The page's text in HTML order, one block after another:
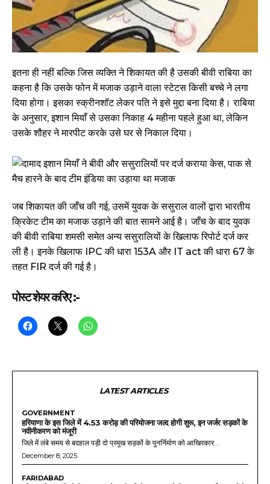
इतना ही नहीं बल्कि जिस व्यक्ति ने शिकायत की है उसकी बीवी राबिया का
कहना है कि उसके फोन में मजाक उड़ाने वाला स्टेटस किसी बच्चे ने लगा
दिया होगा। इसका स्क्रीनशॉट लेकर पति ने इसे मुद्दा बना दिया है। राबिया
के अनुसार, इशान मियाँ से उसका निकाह 4 महीना पहले हुआ था, लेकिन
उसके शौहर ने मारपीट करके उसे घर से निकाल दिया।
जब शिकायत की जाँच की गई, उसमें युवक के ससुराल वालों द्वारा भारतीय
क्रिकेट टीम का मजाक उड़ाने की बात सामने आई है। जाँच के बाद युवक
की बीवी राबिया शमसी समेत अन्य ससुरालियों के खिलाफ रिपोर्ट दर्ज कर
ली है। इनके खिलाफ IPC की धारा 153A और IT act की धारा 67 के
तहत FIR दर्ज की गई है।
पोस्ट शेयर करिए :-
LATEST ARTICLES
GOVERNMENT
हरियाणा के इस जिले में 4.53 करोड़ की परियोजना जल्द होगी शुरू, इन जर्जर सड़कों के
नवीनीकरण को मंजूरी
जिले में लंबे समय से बदहाल पड़ी दो प्रमुख सड़कों के पुनर्निर्माण को आखिरकार...
December 8, 2025
FARIDABAD